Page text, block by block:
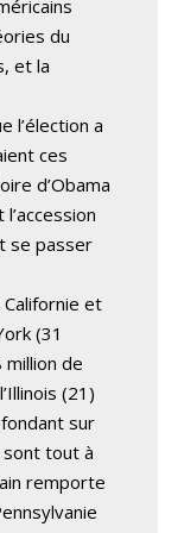
du
et la
l’élection a
ces
d’Obama
se passer
et
(31
million de
(21)
sur
tout à
remporte